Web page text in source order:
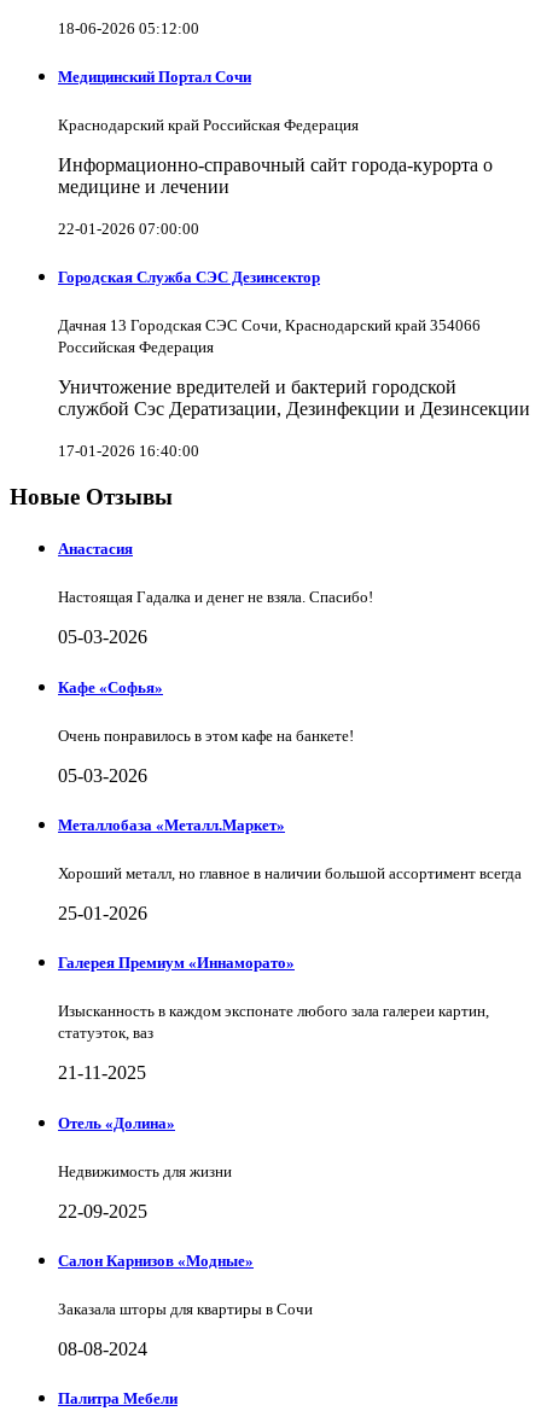
18-06-2026 05:12:00
Медицинский Портал Сочи
Краснодарский край Российская Федерация
Информационно-справочный сайт города-курорта о
медицине и лечении
22-01-2026 07:00:00
Городская Служба СЭС Дезинсектор
Дачная 13 Городская СЭС Сочи, Краснодарский край 354066
Российская Федерация
Уничтожение вредителей и бактерий городской
службой Сэс Дератизации, Дезинфекции и Дезинсекции
17-01-2026 16:40:00
Новые Отзывы
Анастасия
Настоящая Гадалка и денег не взяла. Спасибо!
05-03-2026
Кафе «Софья»
Очень понравилось в этом кафе на банкете!
05-03-2026
Металлобаза «Металл.Маркет»
Хороший металл, но главное в наличии большой ассортимент всегда
25-01-2026
Галерея Премиум «Иннаморато»
Изысканность в каждом экспонате любого зала галереи картин,
статуэток, ваз
21-11-2025
Отель «Долина»
Недвижимость для жизни
22-09-2025
Салон Карнизов «Модные»
Заказала шторы для квартиры в Сочи
08-08-2024
Палитра Мебели